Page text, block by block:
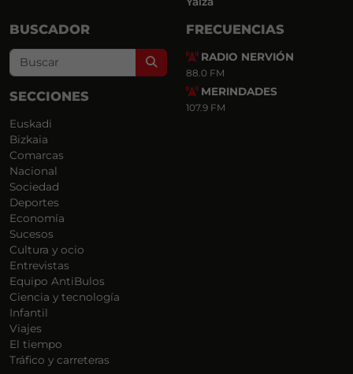
BUSCADOR
Search
SECCIONES
Euskadi
Bizkaia
Comarcas
Nacional
Sociedad
Deportes
Economía
Sucesos
Cultura y ocio
Entrevistas
Equipo AntiBulos
Ciencia y tecnología
Infantil
Viajes
El tiempo
Tráfico y carreteras
FRECUENCIAS
RADIO NERVIÓN
88.0 FM
MERINDADES
107.9 FM